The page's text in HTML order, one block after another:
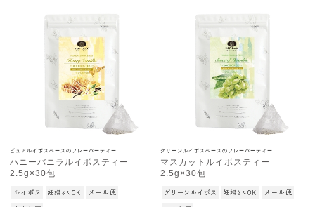
ピュアルイボスベースのフレーバーティー
ハニーバニラルイボスティー
2.5g×30包
[M便 1/3]
グリーンルイボスベースのフレーバーティー
マスカットルイボスティー
2.5g×30包
[M便 1/3]